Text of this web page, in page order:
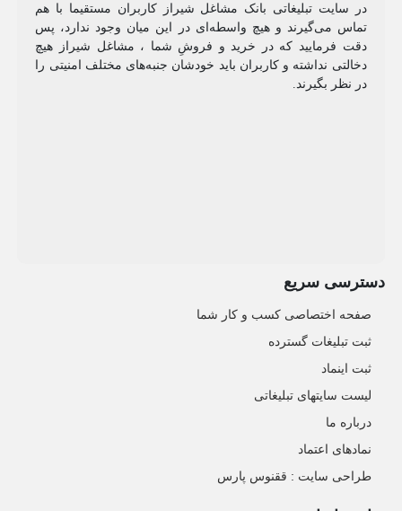
در سایت تبلیغاتی بانک مشاغل شیراز کاربران مستقیما با هم
تماس می‌گیرند و هیچ واسطه‌ای در این میان وجود ندارد، پس
دقت فرمایید که در خرید و فروشِ شما ، مشاغل شیراز هیچ
دخالتی نداشته و کاربران باید خودشان جنبه‌های مختلف امنیتی را
در نظر بگیرند.
دسترسی سریع
صفحه اختصاصی کسب و کار شما
ثبت تبلیغات گسترده
ثبت اینماد
لیست سایتهای تبلیغاتی
درباره ما
نمادهای اعتماد
طراحی سایت : ققنوس پارس